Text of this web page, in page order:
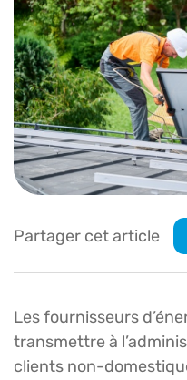
Partager cet article
Les fournisseurs
transmettre à
clients non-